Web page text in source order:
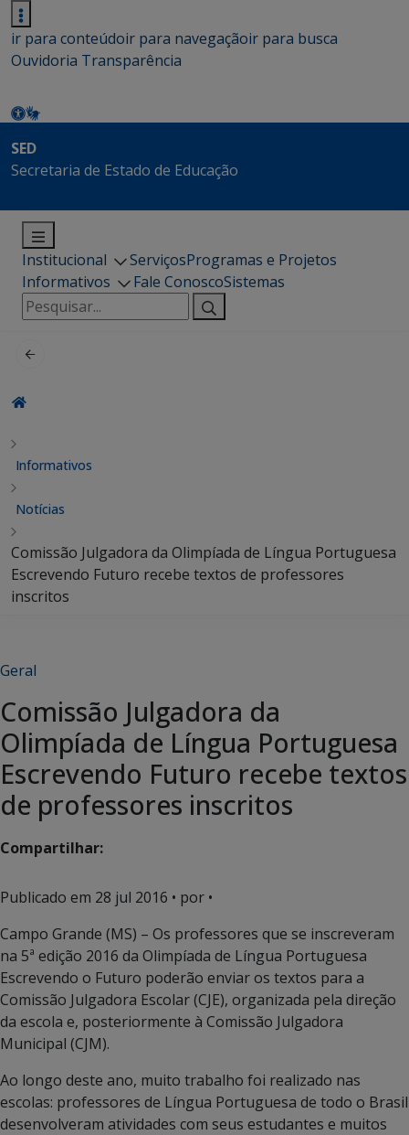
ir para conteúdoir para navegaçãoir para busca
Ouvidoria Transparência
SED
Secretaria de Estado de Educação
Institucional ServiçosProgramas e Projetos
Informativos
Fale ConoscoSistemas
Pesquisar
por:
Informativos
Notícias
Comissão Julgadora da Olimpíada de Língua Portuguesa
Escrevendo Futuro recebe textos de professores
inscritos
Geral
Comissão Julgadora da
Olimpíada de Língua Portuguesa
Escrevendo Futuro recebe textos
de professores inscritos
Compartilhar:
Publicado em 28 jul 2016 • por •
Campo Grande (MS) – Os professores que se inscreveram
na 5ª edição 2016 da Olimpíada de Língua Portuguesa
Escrevendo o Futuro poderão enviar os textos para a
Comissão Julgadora Escolar (CJE), organizada pela direção
da escola e, posteriormente à Comissão Julgadora
Municipal (CJM).
Ao longo deste ano, muito trabalho foi realizado nas
escolas: professores de Língua Portuguesa de todo o Brasil
desenvolveram atividades com seus estudantes e muitos